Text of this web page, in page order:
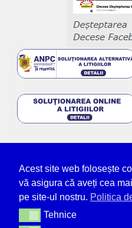
Acest site web folosește
vă asigura că aveți cea
pe site-ul nostru. Politica
TehniceTehnice